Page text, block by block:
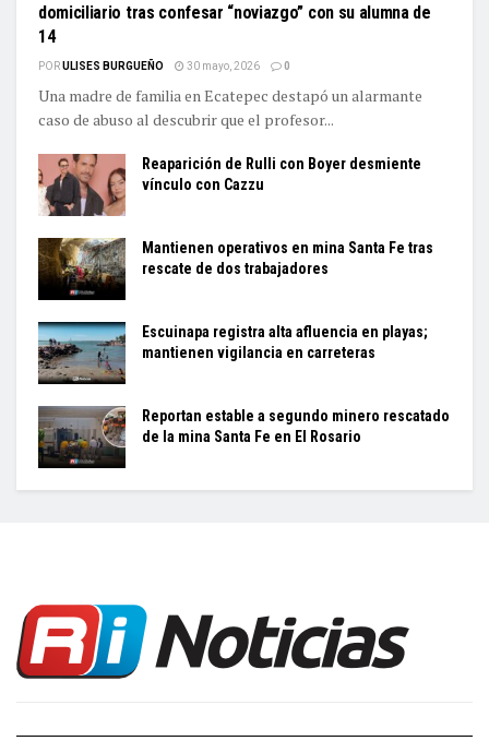
domiciliario tras confesar “noviazgo” con su alumna de
14
PORULISES BURGUEÑO 30 mayo, 2026 0
Una madre de familia en Ecatepec destapó un alarmante
caso de abuso al descubrir que el profesor...
Reaparición de Rulli con Boyer desmiente
vínculo con Cazzu
Mantienen operativos en mina Santa Fe tras
rescate de dos trabajadores
Escuinapa registra alta afluencia en playas;
mantienen vigilancia en carreteras
Reportan estable a segundo minero rescatado
de la mina Santa Fe en El Rosario